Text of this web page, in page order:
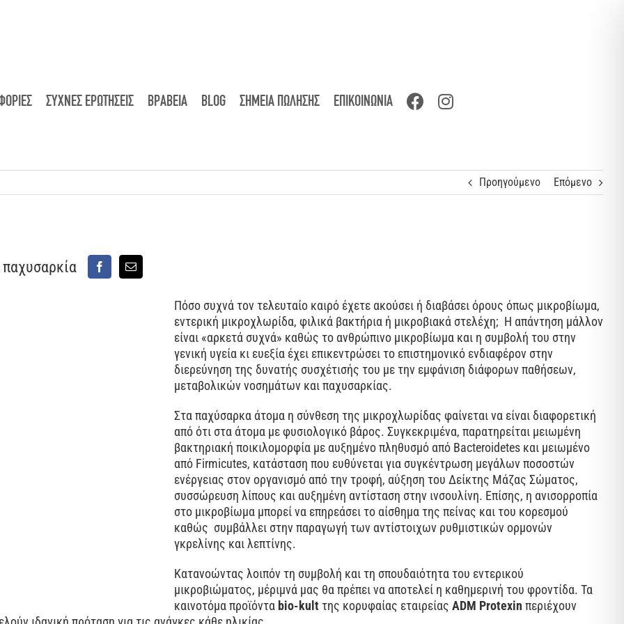
ΣΥΧΝΕΣ ΕΡΩΤΗΣΕΙΣ ΒΡΑΒΕΙΑ BLOG ΣΗΜΕΙΑ ΠΩΛΗΣΗΣ ΕΠΙΚΟΙΝΩΝΙΑ
Προηγούμενο Επόμενο
Πόσο συχνά τον τελευταίο καιρό έχετε ακούσει ή διαβάσει όρους όπως μικροβίωμα,
εντερική μικροχλωρίδα, φιλικά βακτήρια ή μικροβιακά στελέχη; Η απάντηση μάλλον
είναι «αρκετά συχνά» καθώς το ανθρώπινο μικροβίωμα και η συμβολή του στην
γενική υγεία κι ευεξία έχει επικεντρώσει το επιστημονικό ενδιαφέρον στην
διερεύνηση της δυνατής συσχέτισής του με την εμφάνιση διάφορων παθήσεων,
μεταβολικών νοσημάτων και παχυσαρκίας.
Στα παχύσαρκα άτομα η σύνθεση της μικροχλωρίδας φαίνεται να είναι διαφορετική
από ότι στα άτομα με φυσιολογικό βάρος. Συγκεκριμένα, παρατηρείται μειωμένη
βακτηριακή ποικιλομορφία με αυξημένο πληθυσμό από Bacteroidetes και μειωμένο
από Firmicutes, κατάσταση που ευθύνεται για συγκέντρωση μεγάλων ποσοστών
ενέργειας στον οργανισμό από την τροφή, αύξηση του Δείκτης Μάζας Σώματος,
συσσώρευση λίπους και αυξημένη αντίσταση στην ινσουλίνη. Επίσης, η ανισορροπία
στο μικροβίωμα μπορεί να επηρεάσει το αίσθημα της πείνας και του κορεσμού
καθώς συμβάλλει στην παραγωγή των αντίστοιχων ρυθμιστικών ορμονών
γκρελίνης και λεπτίνης.
Κατανοώντας λοιπόν τη συμβολή και τη σπουδαιότητα του εντερικού
μικροβιώματος, μέριμνά μας θα πρέπει να αποτελεί η καθημερινή του φροντίδα. Τα
καινοτόμα προϊόνταbio-kultτης κορυφαίας εταιρείας ADM Protexin περιέχουν